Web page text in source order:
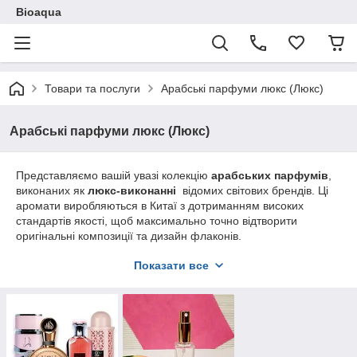
Bioaqua
Товари та послуги Арабські парфуми люкс (Люкс)
Арабські парфуми люкс (Люкс)
Представляємо вашій увазі колекцію арабських парфумів
виконаних як люкс-виконанні
відомих світових брендів. Ці
аромати виробляються в Китаї з дотриманням високих
стандартів якості, щоб максимально точно відтворити
оригінальні композиції та дизайн флаконів.
Висока якість аромату: Формули розроблені
оригінальних люксових парфумів. Стійкість
ароматів в середньому складає 6-8 годин,
залежно від типу аромату.
Показати все